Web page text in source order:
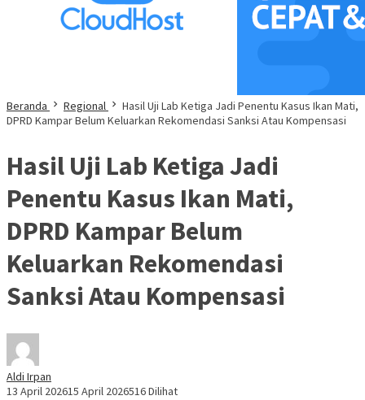
Beranda Regional
Hasil Uji Lab Ketiga Jadi Penentu Kasus Ikan Mati,
DPRD Kampar Belum Keluarkan Rekomendasi Sanksi Atau Kompensasi
Hasil Uji Lab Ketiga Jadi
Penentu Kasus Ikan Mati,
DPRD Kampar Belum
Keluarkan Rekomendasi
Sanksi Atau Kompensasi
Aldi Irpan
13 April 202615 April 2026516 Dilihat